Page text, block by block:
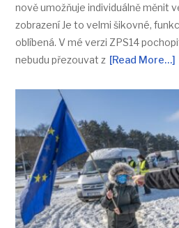
nově umožňuje individuálně měnit
zobrazení Je to velmi šikovné,
oblíbená. V mé verzi ZPS14
nebudu přezouvat z [Read More…]